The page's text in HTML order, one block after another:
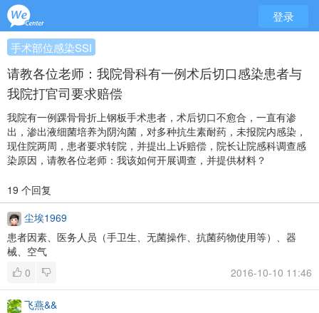
登录
手术部位感染SSI
请教各位老师：我院骨科有一例术后切口感染患者与
我院打官司要求赔偿
我院有一例踝骨骨折上钢板手术患者，术后切口不愈合，一直有渗
出，渗出液细菌培养为阴沟菌，对多种抗生素耐药，未报院内感染，
现住院两周，患者要求转院，并提出上诉赔偿，院长让院感科调查感
染原因，请教各位老师：我该如何开展调查，并提供材料？
19 个回复
尘埃1969
患者因素、医务人员（手卫生、无菌操作、抗菌药物使用等）、器
械、空气
0
2016-10-10 11:46
飞燕&&